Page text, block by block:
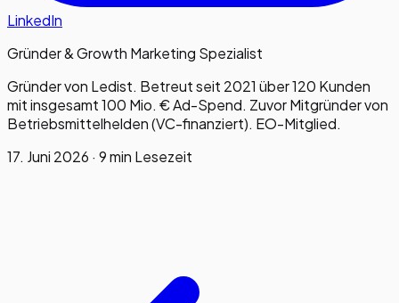
LinkedIn
Gründer & Growth Marketing Spezialist
Gründer von Ledist. Betreut seit 2021 über 120 Kunden
mit insgesamt 100 Mio. € Ad-Spend. Zuvor Mitgründer von
Betriebsmittelhelden (VC-finanziert). EO-Mitglied.
17. Juni 2026 · 9 min Lesezeit